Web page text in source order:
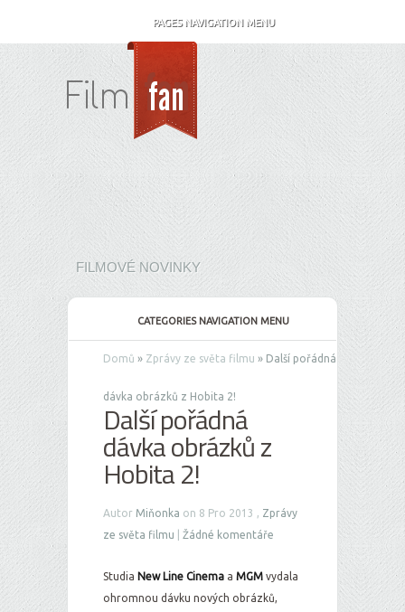
PAGES NAVIGATION MENU
FILMOVÉ NOVINKY
CATEGORIES NAVIGATION MENU
Domů » Zprávy ze světa filmu » Další pořádná
dávka obrázků z Hobita 2!
Další pořádná
dávka obrázků z
Hobita 2!
Autor Miňonka on 8 Pro 2013 , Zprávy
ze světa filmu
Žádné komentáře
Studia New Line Cinema a MGM vydala
ohromnou dávku nových obrázků,